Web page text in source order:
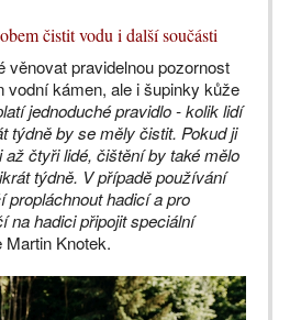
čistit vodu i další součásti
věnovat pravidelnou pozornost
vodní kámen, ale i šupinky kůže
jednoduché pravidlo - kolik lidí
týdně by se měly čistit. Pokud ji
čtyři lidé, čištění by také mělo
týdně. V případě používání
propláchnout hadicí a pro
na hadici připojit speciální
Knotek.